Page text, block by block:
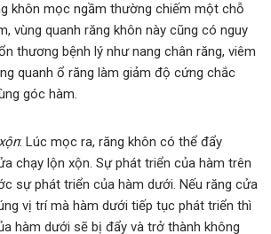
khôn mọc ngầm thường chiếm một chỗ
vùng quanh răng khôn này cũng có nguy
thương bệnh lý như nang chân răng, viêm
quanh ổ răng làm giảm độ cứng chắc
góc hàm.
: Lúc mọc ra, răng khôn có thể đẩy
chạy lộn xộn. Sự phát triển của hàm trên
sự phát triển của hàm dưới. Nếu răng cửa
vị trí mà hàm dưới tiếp tục phát triển thì
hàm dưới sẽ bị đẩy và trở thành không